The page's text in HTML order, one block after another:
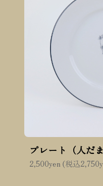
プレート（人だま
2,500yen (税込